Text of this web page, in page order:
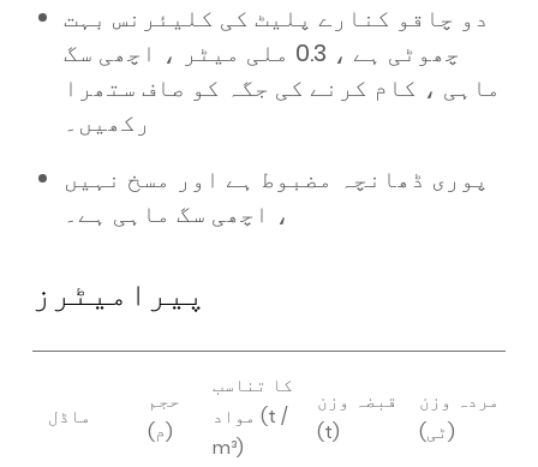
دو چاقو کنارے پلیٹ کی کلیئرنس بہت
چھوٹی ہے ، 0.3 ملی میٹر ، اچھی سگ
ماہی ، کام کرنے کی جگہ کو صاف ستھرا
رکھیں۔
پوری ڈھانچہ مضبوط ہے اور مسخ نہیں
، اچھی سگ ماہی ہے۔
پیرامیٹرز
ماڈل
حجم
(م)
کا تناسب
مواد (t /
m³)
قبضہ وزن
(t)
مردہ وزن
(ٹی)